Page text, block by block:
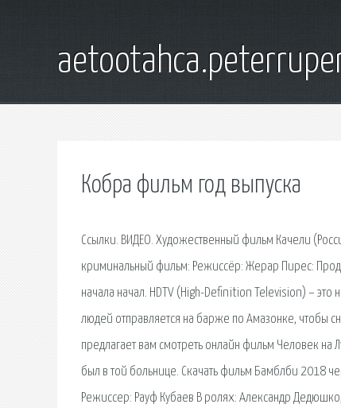
Кобра фильм год выпуска
Ссылки. ВИДЕО. Художественный фильм Качели
криминальный фильм: Режиссёр: Жерар Пирес:
начала начал. HDTV (High-Definition Television) –
людей отправляется на барже по Амазонке, чтобы
предлагает вам смотреть онлайн фильм Человек
был в той больнице. Скачать фильм Бамблби 2018
Режиссер: Рауф Кубаев В ролях: Александр